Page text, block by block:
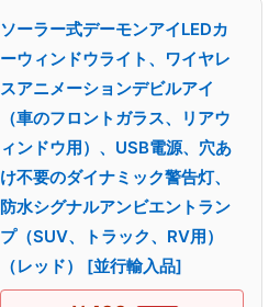
ソーラー式デーモンアイLEDカ
ーウィンドウライト、ワイヤレ
スアニメーションデビルアイ
（車のフロントガラス、リアウ
ィンドウ用）、USB電源、穴あ
け不要のダイナミック警告灯、
防水シグナルアンビエントラン
プ（SUV、トラック、RV用）
（レッド） [並行輸入品]